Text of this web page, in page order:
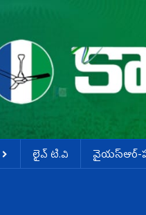
లైవ్ టి.వి వైయస్ఆర్-